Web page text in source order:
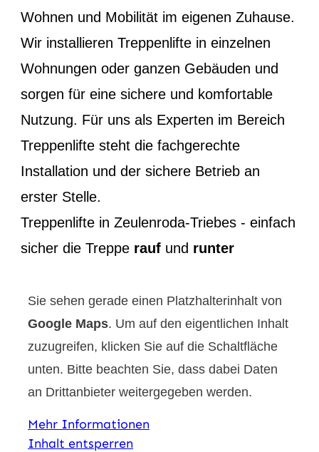
Wohnen und Mobilität im eigenen Zuhause.
Wir installieren Treppenlifte in einzelnen
Wohnungen oder ganzen Gebäuden und
sorgen für eine sichere und komfortable
Nutzung. Für uns als Experten im Bereich
Treppenlifte steht die fachgerechte
Installation und der sichere Betrieb an
erster Stelle.
Treppenlifte in Zeulenroda-Triebes - einfach
sicher die Treppe rauf und runter
Sie sehen gerade einen Platzhalterinhalt von
Google Maps. Um auf den eigentlichen Inhalt
zuzugreifen, klicken Sie auf die Schaltfläche
unten. Bitte beachten Sie, dass dabei Daten
an Drittanbieter weitergegeben werden.
Mehr Informationen
Inhalt entsperren